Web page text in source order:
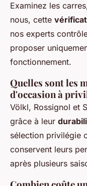
Examinez les
nous, cette
nos experts
proposer
fonctionnement.
Quelles sont les
d'occasion à
Völkl, Rossignol et
grâce à leur
sélection privilégie
conservent leurs
après plusieurs